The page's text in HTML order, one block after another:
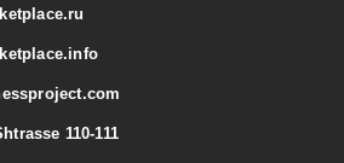
110-111